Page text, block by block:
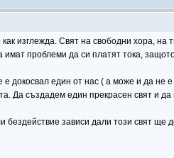
изглежда. Свят на свободни хора,
проблеми да си платят тока,
докосвал един от нас ( а може и да
Да създадем един прекрасен свят и
зависи дали този свят